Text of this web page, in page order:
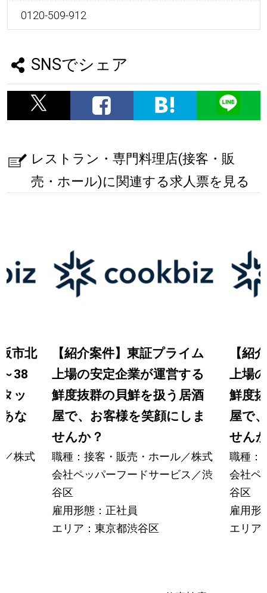
0120-509-912
SNSでシェア
レストラン・専門料理店(接客・販
売・ホール)に関連する求人票を見る
市北
38
ッ
な
／株式
【紹介案件】東証プライム
上場の安定企業が運営する
鮮度抜群の貝鮮を扱う居酒
屋で、お客様を笑顔にしま
せんか？
職種：接客・販売・ホール／株式
会社ペッパーフードサービス／渋
谷区
雇用形態：正社員
エリア：東京都渋谷区
【紹
上場
鮮度
屋で
せん
職種：
会社ペ
谷区
雇用形
エリア